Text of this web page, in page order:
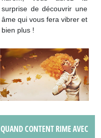
surprise de découvrir une
âme qui vous fera vibrer et
bien plus !
QUAND CONTENT RIME AVEC